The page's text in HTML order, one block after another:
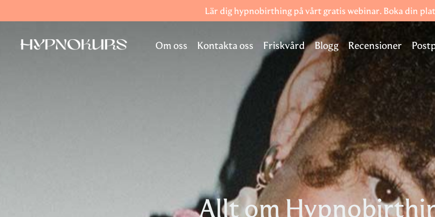
Lär dig hypnobirthing på vårt gratis webinar. Boka din
Om oss Kontakta oss Friskvård Blogg Recensioner
Allt om